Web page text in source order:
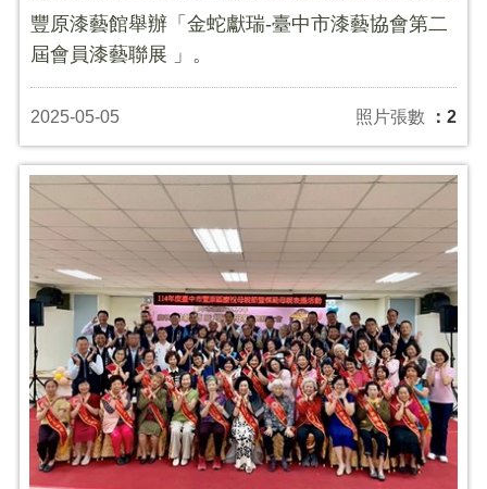
豐原漆藝館舉辦「金蛇獻瑞-臺中市漆藝協會第二
屆會員漆藝聯展 」。
2025-05-05 照片張數 ：2